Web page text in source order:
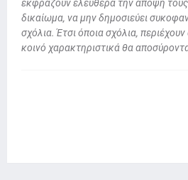
εκφράζουν ελεύθερα την άποψή
δικαίωμα, να μην δημοσιεύει
σχόλια. Έτσι όποια σχόλια,
κοινό χαρακτηριστικά θα